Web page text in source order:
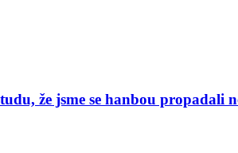
že jsme se hanbou propadali